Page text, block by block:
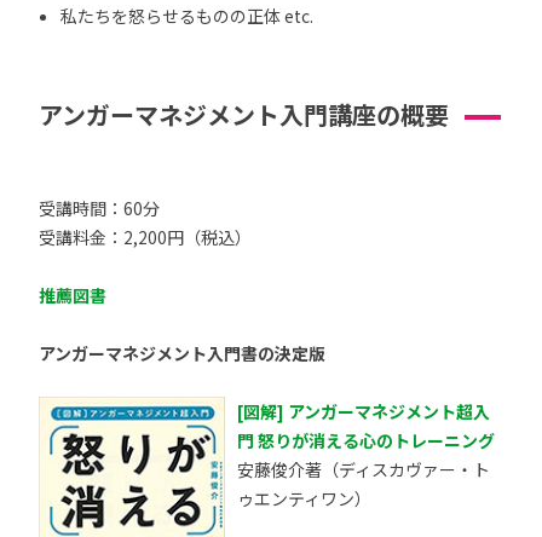
私たちを怒らせるものの正体 etc.
アンガーマネジメント入門講座の概要
受講時間：60分
受講料金：2,200円（税込）
推薦図書
アンガーマネジメント入門書の決定版
[図解] アンガーマネジメント超入
門 怒りが消える心のトレーニング
安藤俊介著（ディスカヴァー・ト
ゥエンティワン）